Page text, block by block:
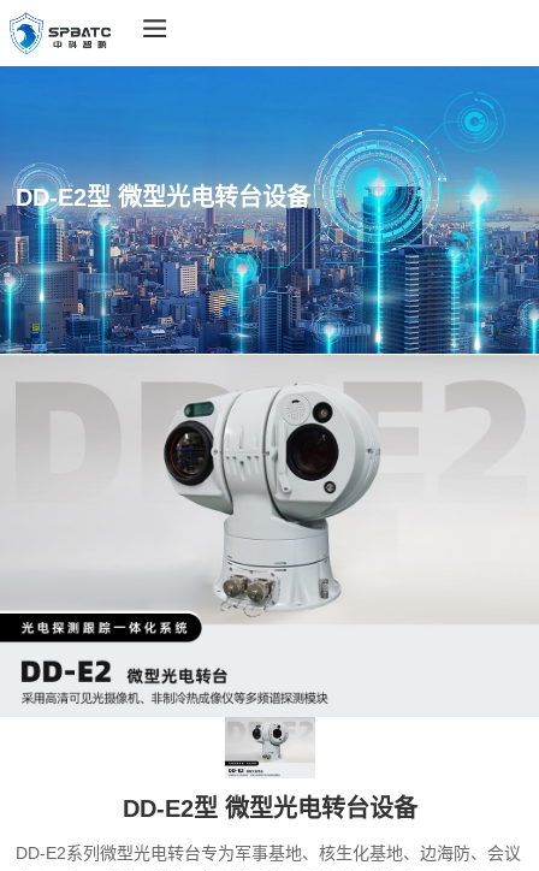
DD-E2型 微型光电转台设备
DD-E2型 微型光电转台设备
DD-E2系列微型光电转台专为军事基地、核生化基地、边海防、会议